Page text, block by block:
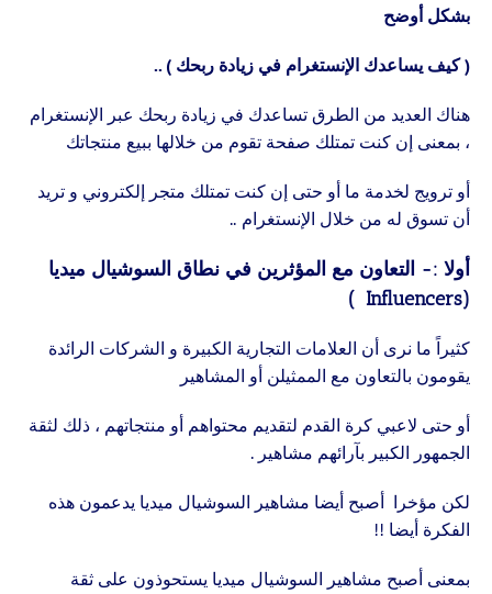
بشكل أوضح
( كيف يساعدك الإنستغرام في زيادة ربحك ) ..
هناك العديد من الطرق تساعدك في زيادة ربحك عبر الإنستغرام
، بمعنى إن كنت تمتلك صفحة تقوم من خلالها ببيع منتجاتك
أو ترويج لخدمة ما أو حتى إن كنت تمتلك متجر إلكتروني و تريد
أن تسوق له من خلال الإنستغرام ..
أولا :- التعاون مع المؤثرين في نطاق السوشيال ميديا
(Influencers )
كثيراً ما نرى أن العلامات التجارية الكبيرة و الشركات الرائدة
يقومون بالتعاون مع الممثيلن أو المشاهير
أو حتى لاعبي كرة القدم لتقديم محتواهم أو منتجاتهم ، ذلك لثقة
الجمهور الكبير بآرائهم مشاهير .
لكن مؤخرا أصبح أيضا مشاهير السوشيال ميديا يدعمون هذه
الفكرة أيضا !!
بمعنى أصبح مشاهير السوشيال ميديا يستحوذون على ثقة